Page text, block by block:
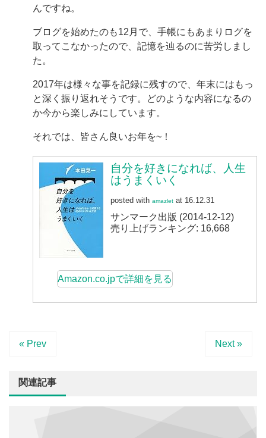
んですね。
ブログを始めたのも12月で、手帳にもあまりログを
取ってこなかったので、記憶を辿るのに苦労しまし
た。
2017年は様々な事を記録に残すので、年末にはもっ
と深く振り返れそうです。どのような内容になるの
か今から楽しみにしています。
それでは、皆さん良いお年を~！
自分を好きになれば、人生
はうまくいく
posted with amazlet at 16.12.31
サンマーク出版 (2014-12-12)
売り上げランキング: 16,668
Amazon.co.jpで詳細を見る
« Prev Next »
関連記事